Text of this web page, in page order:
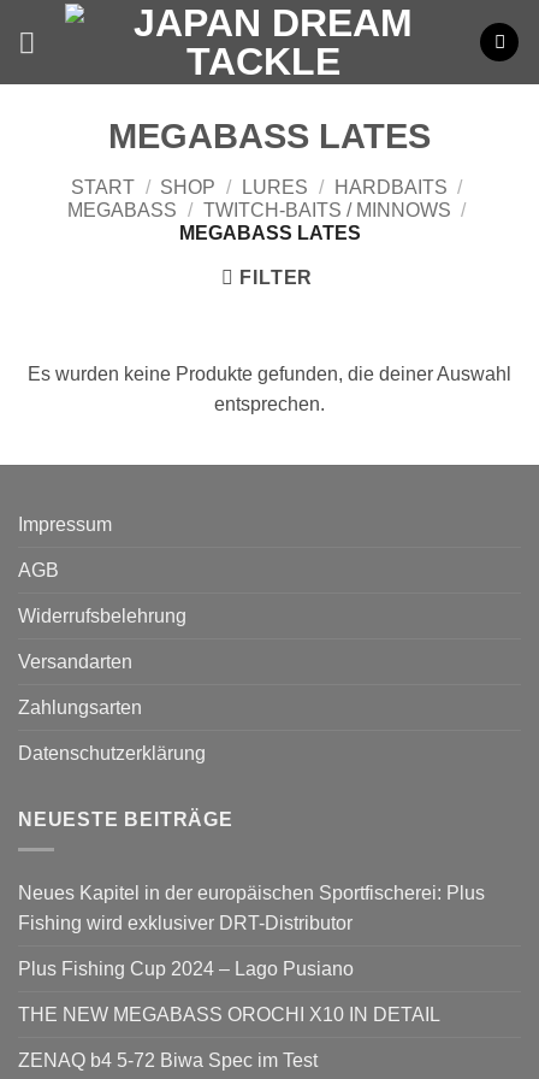
MEGABASS LATES
START / SHOP / LURES / HARDBAITS /
MEGABASS / TWITCH-BAITS / MINNOWS /
MEGABASS LATES
FILTER
Es wurden keine Produkte gefunden, die deiner Auswahl
entsprechen.
Impressum
AGB
Widerrufsbelehrung
Versandarten
Zahlungsarten
Datenschutzerklärung
NEUESTE BEITRÄGE
Neues Kapitel in der europäischen Sportfischerei: Plus
Fishing wird exklusiver DRT-Distributor
Plus Fishing Cup 2024 – Lago Pusiano
THE NEW MEGABASS OROCHI X10 IN DETAIL
ZENAQ b4 5-72 Biwa Spec im Test